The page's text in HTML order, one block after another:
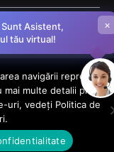
VINERI: 09:00-
Sunt Asistent,
tău virtual!
×
navigării reprezintă
multe detalii privind
uri, vedeți Politica de